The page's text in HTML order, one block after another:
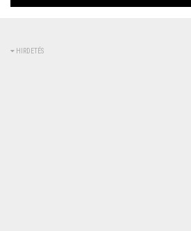
kikapcsolva
0%
0%
HIRDETÉS